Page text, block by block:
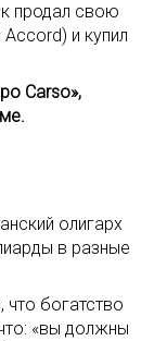
продал свою
и купил
Carso»,
олигарх
в разные
богатство
«вы должны